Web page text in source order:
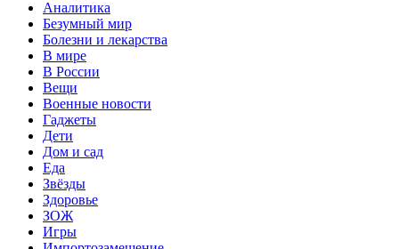
Аналитика
Безумный мир
Болезни и лекарства
В мире
В России
Вещи
Военные новости
Гаджеты
Дети
Дом и сад
Еда
Звёзды
Здоровье
ЗОЖ
Игры